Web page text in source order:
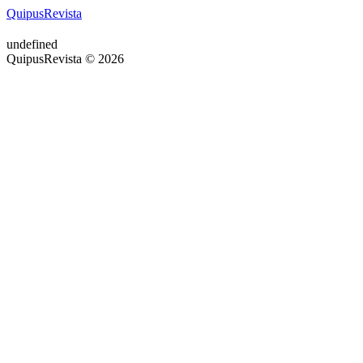
QuipusRevista
undefined
QuipusRevista © 2026